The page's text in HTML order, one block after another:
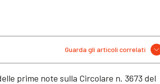
Guarda gli articoli correlati
prime note sulla Circolare n. 3673 del